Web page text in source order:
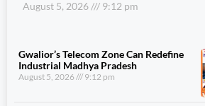
August 5, 2026 9:12 pm
Gwalior’s Telecom Zone Can Redefine
Industrial Madhya Pradesh
August 5, 2026 9:12 pm